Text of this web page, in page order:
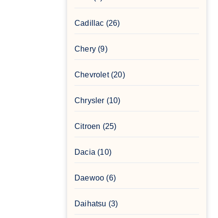
Cadillac (26)
Chery (9)
Chevrolet(20)
Chrysler (10)
Citroen (25)
Dacia (10)
Daewoo (6)
Daihatsu (3)